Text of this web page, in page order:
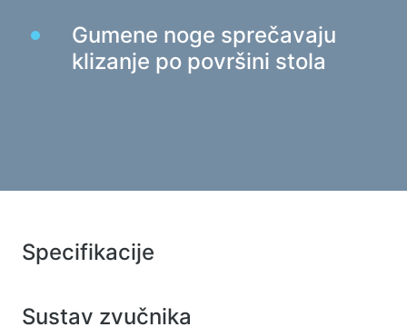
Mrežni kabeli
Čitači kartica i USB čvorišta
Kablovi audio/video
Web-kamere
Gumene noge sprečavaju
klizanje po površini stola
Specifikacije
Sustav zvučnika